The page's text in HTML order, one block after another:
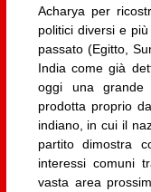
Acharya per
politici diversi e
passato (Egitto,
India come già
oggi una grande
prodotta proprio
indiano, in cui il
partito dimostra
interessi comuni
vasta area